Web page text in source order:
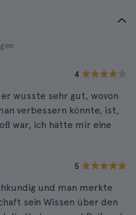
4
wusste sehr gut, wovon
verbessern könnte, ist,
war, ich hätte mir eine
5
und man merkte
sein Wissen über den